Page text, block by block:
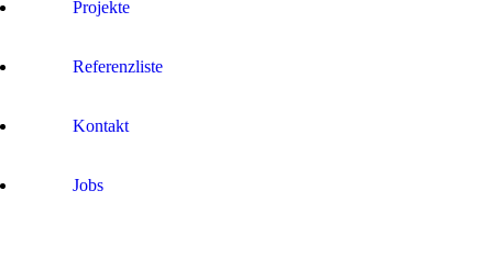
Projekte
Referenzliste
Kontakt
Jobs